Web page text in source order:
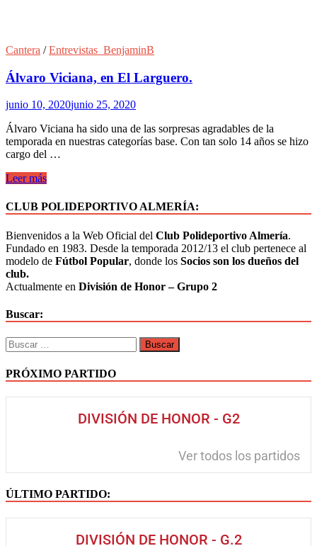
Cantera /Entrevistas_BenjaminB
Álvaro Viciana, en El Larguero.
junio 10, 2020junio 25, 2020
Álvaro Viciana ha sido una de las sorpresas agradables de la
temporada en nuestras categorías base. Con tan solo 14 años se hizo
cargo del …
Álvaro
en
El
Leer más
CLUB POLIDEPORTIVO ALMERÍA:
Bienvenidos a la Web Oficial del Club Polideportivo Almería.
Fundado en 1983. Desde la temporada 2012/13 el club pertenece al
modelo de Fútbol Popular, donde los Socios son los dueños del
club.
Actualmente en División de Honor – Grupo 2
Buscar:
Buscar:
PRÓXIMO PARTIDO
DIVISIÓN DE HONOR - G2
Ver todos los partidos
ÚLTIMO PARTIDO:
DIVISIÓN DE HONOR - G.2